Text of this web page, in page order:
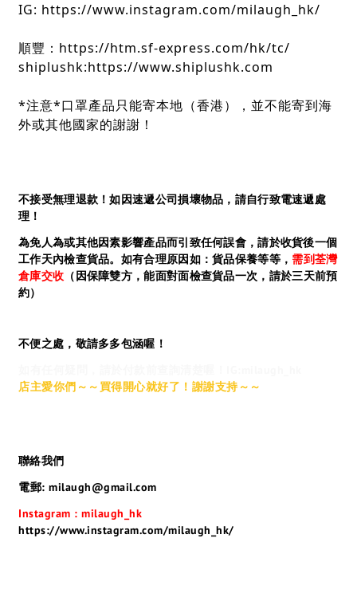
IG: https://www.instagram.com/milaugh_hk/
順豐：https://htm.sf-express.com/hk/tc/
shiplushk:https://www.shiplushk.com
*注意*口罩產品只能寄本地（香港），並不能寄到海
外或其他國家的謝謝！
不接受無理退款！如因速遞公司損壞物品，請自行致電速遞處
理！
為免人為或其他因素影響產品而引致任何誤會，請於收貨後一個
工作天內檢查貨品。如有合理原因如：貨品保養等等， 需到荃灣
倉庫交收 （因保障雙方，能面對面檢查貨品一次，請於三天前預
約）
不便之處，敬請多多包涵喔！
店主愛你們～～買得開心就好了！謝謝支持～～
聯絡我們
電郵: milaugh@gmail.com
Instagram : milaugh_hk
https://www.instagram.com/milaugh_hk/